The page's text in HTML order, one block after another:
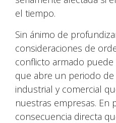
el tiempo.
Sin ánimo de
consideraciones de
conflicto armado
que abre un periodo
industrial y comercial
nuestras empresas. En
consecuencia directa